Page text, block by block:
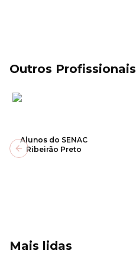
Outros Profissionais
Alunos do SENAC
Ribeirão Preto
Previous slide
Mais lidas